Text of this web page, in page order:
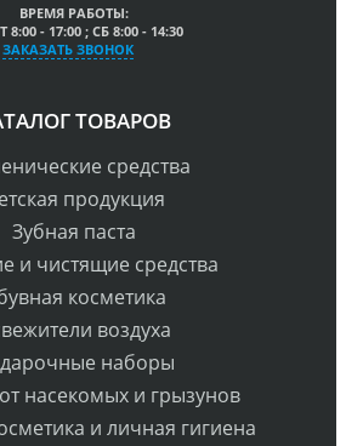
ВРЕМЯ РАБОТЫ:
8:00 - 17:00 ; СБ 8:00 - 14:30
ЗАКАЗАТЬ ЗВОНОК
ТОВАРОВ
средства
продукция
Зубная паста
и чистящие средства
косметика
воздуха
наборы
насекомых и грызунов
и личная гигиена